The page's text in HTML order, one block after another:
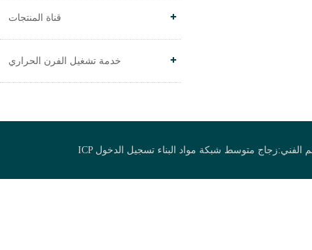
قناة المنتجات
خدمة تشغيل الفرن الحراري
زجاج متوسط شبكة مواد البناء تسجيل الدخول